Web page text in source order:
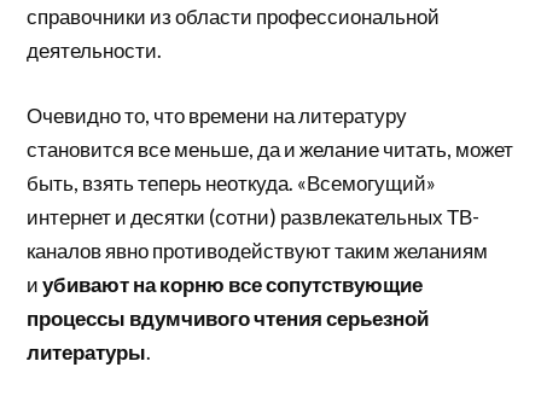
справочники из области профессиональной
деятельности.
Очевидно то, что времени на литературу
становится все меньше, да и желание читать, может
быть, взять теперь неоткуда. «Всемогущий»
интернет и десятки (сотни) развлекательных ТВ-
каналов явно противодействуют таким желаниям
иубивают на корню все сопутствующие
процессы вдумчивого чтения серьезной
литературы.